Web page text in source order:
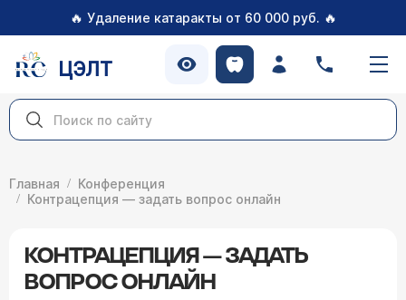
🔥 Удаление катаракты от 60 000 руб. 🔥
ЦЭЛТ
Главная
Конференция
Контрацепция — задать вопрос онлайн
КОНТРАЦЕПЦИЯ — ЗАДАТЬ
ВОПРОС ОНЛАЙН